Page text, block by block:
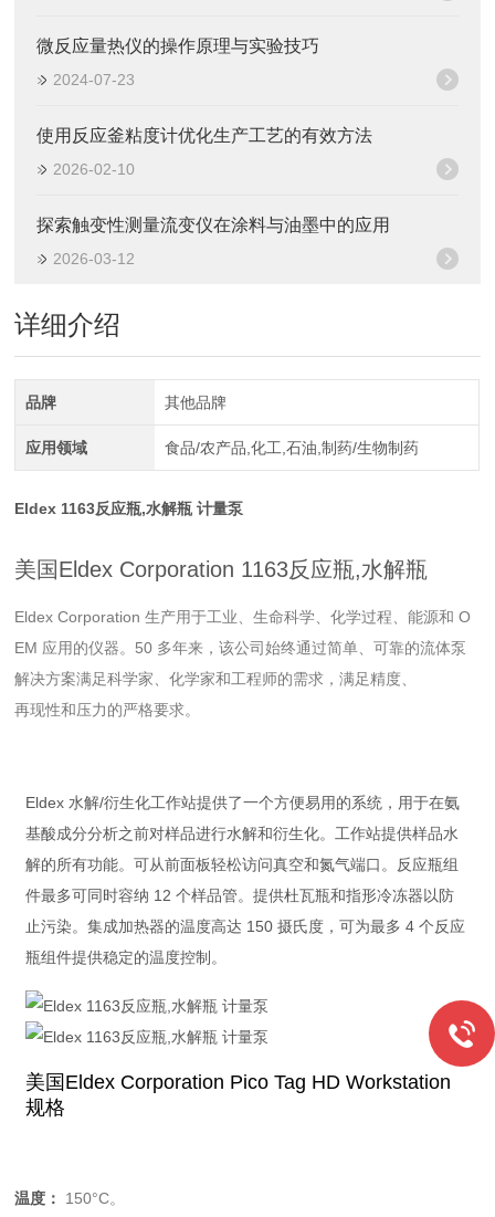
微反应量热仪的操作原理与实验技巧
2024-07-23
使用反应釜粘度计优化生产工艺的有效方法
2026-02-10
探索触变性测量流变仪在涂料与油墨中的应用
2026-03-12
详细介绍
品牌 其他品牌
应用领域 食品/农产品,化工,石油,制药/生物制药
Eldex 1163反应瓶,水解瓶 计量泵
美国Eldex Corporation 1163反应瓶,水解瓶
Eldex Corporation 生产用于工业、生命科学、化学过程、能源和 O
EM 应用的仪器。50 多年来，该公司始终通过简单、可靠的流体泵
解决方案满足科学家、化学家和工程师的需求，满足精度、
再现性和压力的严格要求。
Eldex 水解/衍生化工作站提供了一个方便易用的系统，用于在氨
基酸成分分析之前对样品进行水解和衍生化。工作站提供样品水
解的所有功能。可从前面板轻松访问真空和氮气端口。反应瓶组
件最多可同时容纳 12 个样品管。提供杜瓦瓶和指形冷冻器以防
止污染。集成加热器的温度高达 150 摄氏度，可为最多 4 个反应
瓶组件提供稳定的温度控制。
美国Eldex Corporation Pico Tag HD Workstation
规格
温度： 150°C。